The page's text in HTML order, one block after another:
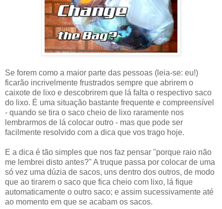
Se forem como a maior parte das pessoas (leia-se: eu!)
ficarão incrivelmente frustrados sempre que abrirem o
caixote de lixo e descobrirem que lá falta o respectivo saco
do lixo. É uma situação bastante frequente e compreensível
- quando se tira o saco cheio de lixo raramente nos
lembrarmos de lá colocar outro - mas que pode ser
facilmente resolvido com a dica que vos trago hoje.
E a dica é tão simples que nos faz pensar "porque raio não
me lembrei disto antes?" A truque passa por colocar de uma
só vez uma dúzia de sacos, uns dentro dos outros, de modo
que ao tirarem o saco que fica cheio com lixo, lá fique
automaticamente o outro saco; e assim sucessivamente até
ao momento em que se acabam os sacos.